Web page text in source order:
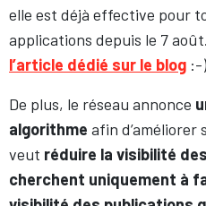
elle est déjà effective pour
applications depuis le 7
l’article dédié sur le blog :-)
De plus, le réseau annonce
algorithme afin d’améliorer
veut réduire la visibilité
cherchent uniquement à